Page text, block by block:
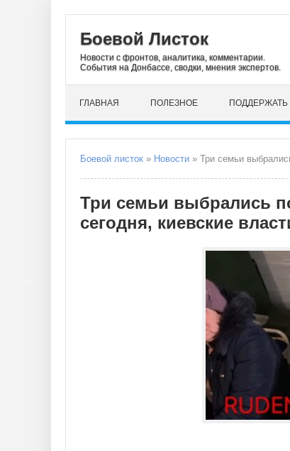
Боевой Листок
Новости с фронтов, аналитика, комментарии.
События на Донбассе, сводки, мнения экспертов.
ГЛАВНАЯ ПОЛЕЗНОЕ ПОДДЕРЖАТЬ
Боевой листок » Новости » Три семьи выбрались
Три семьи выбрались
сегодня, киевские